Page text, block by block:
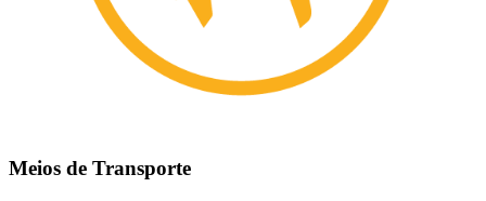
Meios de Transporte